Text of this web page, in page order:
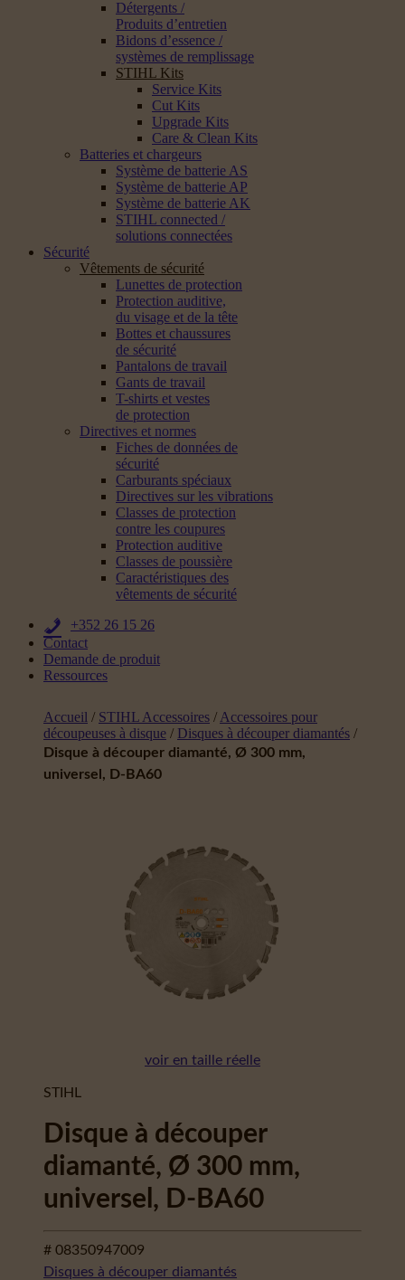
Détergents /
Produits d’entretien
Bidons d’essence /
systèmes de remplissage
STIHL Kits
Service Kits
Cut Kits
Upgrade Kits
Care & Clean Kits
Batteries et chargeurs
Système de batterie AS
Système de batterie AP
Système de batterie AK
STIHL connected /
solutions connectées
Sécurité
Vêtements de sécurité
Lunettes de protection
Protection auditive,
du visage et de la tête
Bottes et chaussures
de sécurité
Pantalons de travail
Gants de travail
T-shirts et vestes
de protection
Directives et normes
Fiches de données de
sécurité
Carburants spéciaux
Directives sur les vibrations
Classes de protection
contre les coupures
Protection auditive
Classes de poussière
Caractéristiques des
vêtements de sécurité
+352 26 15 26
Contact
Demande de produit
Ressources
Accueil / STIHL Accessoires / Accessoires pour
découpeuses à disque / Disques à découper diamantés /
Disque à découper diamanté, Ø 300 mm,
universel, D-BA60
voir en taille réelle
STIHL
Disque à découper
diamanté, Ø 300 mm,
universel, D-BA60
# 08350947009
Disques à découper diamantés